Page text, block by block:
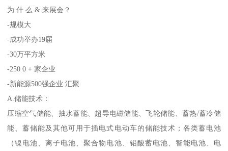
为 什 么 & 来展会？
-规模大
-成功举办19届
-30万平方米
-250 0 + 家企业
-新能源500强企业 汇聚
A.储能技术：
压缩空气储能、抽水蓄能、超导电磁储能、飞轮储能、蓄热/蓄冷储
能、蓄储能及其他可用于插电式电动车的储能技术；各类蓄电池
（镍电池、离子电池、聚合物电池、铅酸蓄电池、智能电池、电